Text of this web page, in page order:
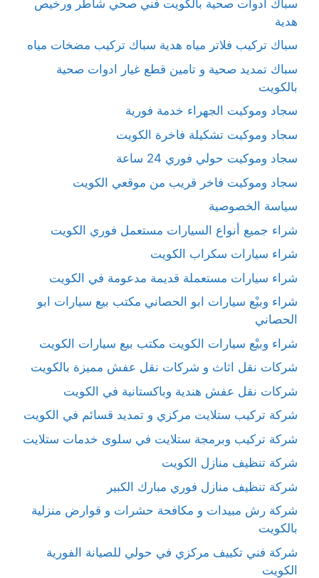
سباك ادوات صحية بالكويت فني صحي شاطر ورخيص
هدية
سباك تركيب فلاتر مياه هدية سباك تركيب مضخات مياه
سباك تمديد صحية و تامين قطع غيار ادوات صحية
بالكويت
سجاد وموكيت الجهراء خدمة فورية
سجاد وموكيت تشكيلة فاخرة الكويت
سجاد وموكيت حولي فوري 24 ساعة
سجاد وموكيت فاخر قريب من موقعي الكويت
سياسة الخصوصية
شراء جميع أنواع السيارات مستعمل فوري الكويت
شراء سيارات سكراب الكويت
شراء سيارات مستعملة قديمة مدعومة في الكويت
شراء وبيْع سيارات ابو الحصاني مكتب بيع سيارات ابو
الحصاني
شراء وبيْع سيارات الكويت مكتب بيع سيارات الكويت
شركات نقل اثاث و شركات نقل عفش مميزة بالكويت
شركات نقل عفش هندية وباكستانية في الكويت
شركة تركيب ستلايت مركزي و تمديد قسائم في الكويت
شركة تركيب وبرمجة ستلايت في سلوى خدمات ستلايت
شركة تنظيف منازل الكويت
شركة تنظيف منازل فوري مبارك الكبير
شركة رش مبيدات و مكافحة حشرات و قوارض منزلية
بالكويت
شركة فني تكييف مركزي في حولي للصيانة الفورية
الكويت